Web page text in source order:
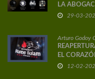
LA
29-03-
Arturo Godoy
EL
12-02-